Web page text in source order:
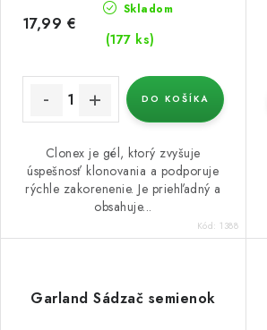
Skladom
(177 ks)
17,99 €
DO KOŠÍKA
Clonex je gél, ktorý zvyšuje
úspešnosť klonovania a podporuje
rýchle zakorenenie. Je priehľadný a
obsahuje...
Kód: 1388
Garland Sádzač semienok